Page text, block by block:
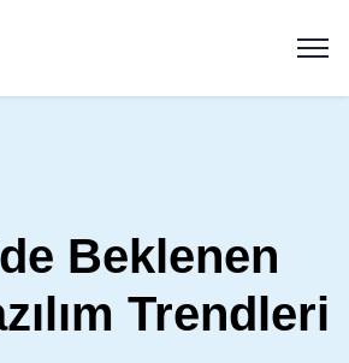
Beklenen
Trendleri